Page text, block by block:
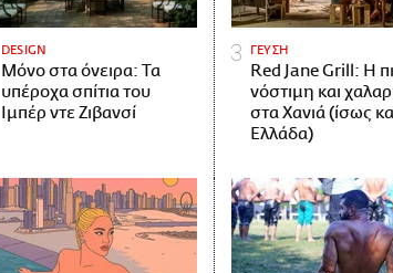
DESIGN
Μόνο στα όνειρα: Τα
υπέροχα σπίτια του
Ιμπέρ ντε Ζιβανσί
ΓΕΥΣΗ
Red Jane Grill: Η
νόστιμη και
στα Χανιά (ίσως
Ελλάδα)